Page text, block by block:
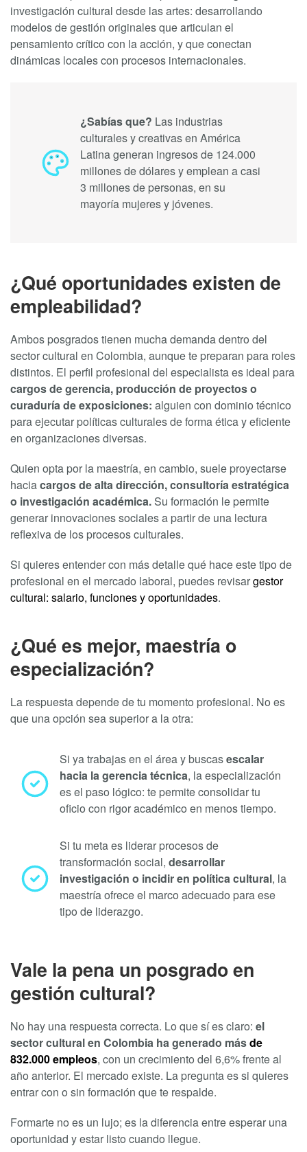
investigación cultural desde las artes: desarrollando
modelos de gestión originales que articulan el
pensamiento crítico con la acción, y que conectan
dinámicas locales con procesos internacionales.
¿Sabías que? Las industrias
culturales y creativas en América
Latina generan ingresos de 124.000
millones de dólares y emplean a casi
3 millones de personas, en su
mayoría mujeres y jóvenes.
¿Qué oportunidades existen de
empleabilidad?
Ambos posgrados tienen mucha demanda dentro del
sector cultural en Colombia, aunque te preparan para roles
distintos. El perfil profesional del especialista es ideal para
cargos de gerencia, producción de proyectos o
curaduría de exposiciones: alguien con dominio técnico
para ejecutar políticas culturales de forma ética y eficiente
en organizaciones diversas.
Quien opta por la maestría, en cambio, suele proyectarse
haciacargos de alta dirección, consultoría estratégica
o investigación académica. Su formación le permite
generar innovaciones sociales a partir de una lectura
reflexiva de los procesos culturales.
Si quieres entender con más detalle qué hace este tipo de
profesional en el mercado laboral, puedes revisargestor
cultural: salario, funciones y oportunidades.
¿Qué es mejor, maestría o
especialización?
La respuesta depende de tu momento profesional. No es
que una opción sea superior a la otra:
Si ya trabajas en el área y buscasescalar
hacia la gerencia técnica, la especialización
es el paso lógico: te permite consolidar tu
oficio con rigor académico en menos tiempo.
Si tu meta es liderar procesos de
transformación social, desarrollar
investigación o incidir en política cultural, la
maestría ofrece el marco adecuado para ese
tipo de liderazgo.
Vale la pena un posgrado en
gestión cultural?
No hay una respuesta correcta. Lo que sí es claro: el
sector cultural en Colombia ha generado másde
832.000 empleos, con un crecimiento del 6,6% frente al
año anterior. El mercado existe. La pregunta es si quieres
entrar con o sin formación que te respalde.
Formarte no es un lujo; es la diferencia entre esperar una
oportunidad y estar listo cuando llegue.